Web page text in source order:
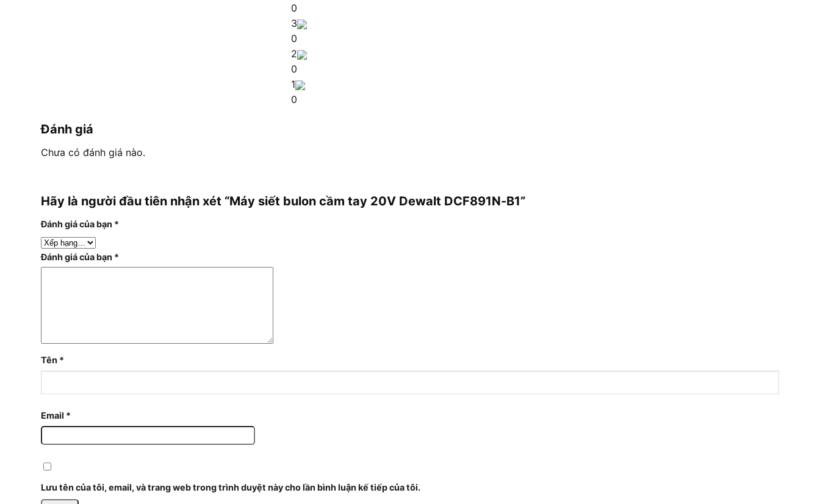
0
3
0
2
0
1
0
Đánh giá
Chưa có đánh giá nào.
Hãy là người đầu tiên nhận xét “Máy siết bulon cầm tay 20V Dewalt DCF891N-B1”
Đánh giá của bạn *
Đánh giá của bạn *
Tên *
Email *
Lưu tên của tôi, email, và trang web trong trình duyệt này cho lần bình luận kế tiếp của tôi.